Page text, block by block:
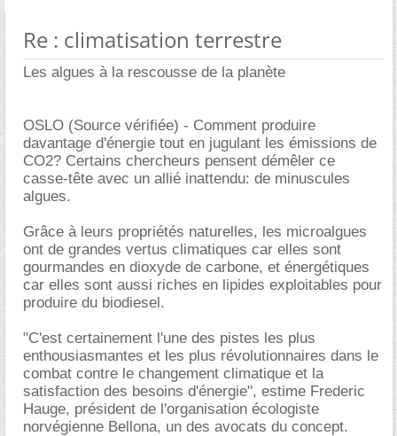
Re : climatisation terrestre
Les algues à la rescousse de la planète
OSLO (Source vérifiée) - Comment produire
davantage d'énergie tout en jugulant les émissions de
CO2? Certains chercheurs pensent démêler ce
casse-tête avec un allié inattendu: de minuscules
algues.
Grâce à leurs propriétés naturelles, les microalgues
ont de grandes vertus climatiques car elles sont
gourmandes en dioxyde de carbone, et énergétiques
car elles sont aussi riches en lipides exploitables pour
produire du biodiesel.
"C'est certainement l'une des pistes les plus
enthousiasmantes et les plus révolutionnaires dans le
combat contre le changement climatique et la
satisfaction des besoins d'énergie", estime Frederic
Hauge, président de l'organisation écologiste
norvégienne Bellona, un des avocats du concept.